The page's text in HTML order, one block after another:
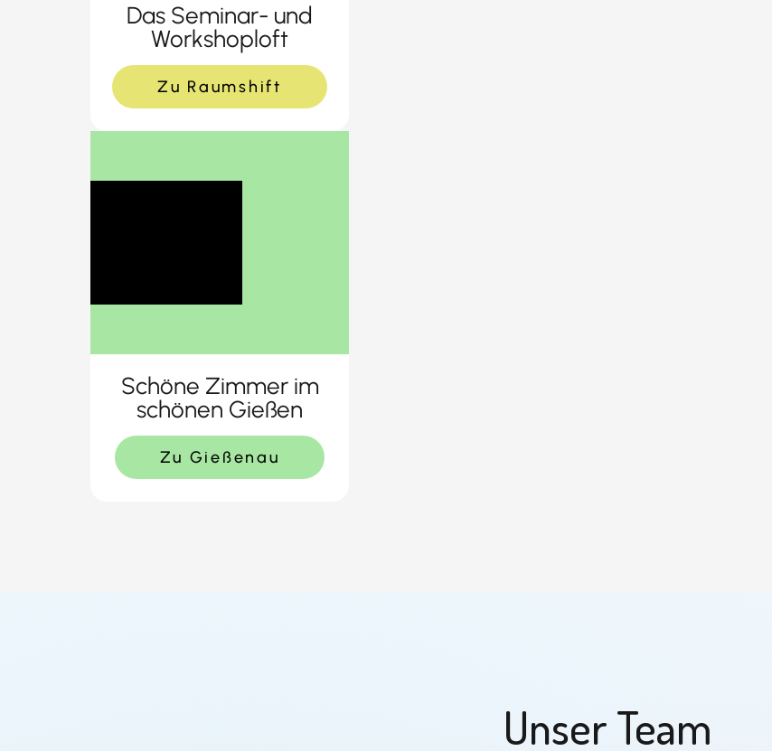
Das Seminar- und
Workshoploft
Zu Raumshift
Schöne Zimmer im
schönen Gießen
Zu Gießenau
Unser Team